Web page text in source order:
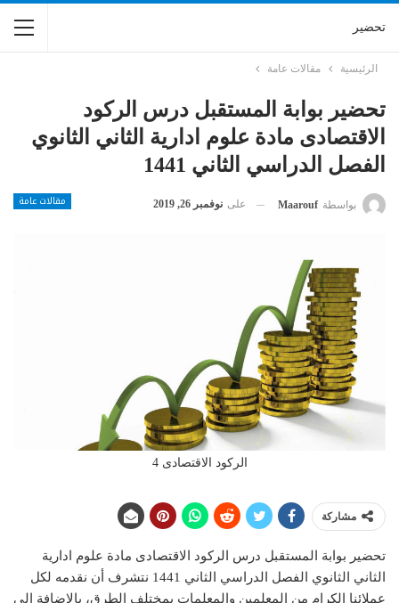
تحضير
الرئيسية مقالات عامة
تحضير بوابة المستقبل درس الركود
الاقتصادى مادة علوم ادارية الثاني الثانوي
الفصل الدراسي الثاني 1441
مقالات عامة بواسطة Maarouf على نوفمبر 26, 2019
الركود الاقتصادى 4
مشاركة
تحضير بوابة المستقبل درس الركود الاقتصادى مادة علوم ادارية
الثاني الثانوي الفصل الدراسي الثاني 1441 نتشرف أن نقدمه لكل
عملائنا الكرام من المعلمين والمعلمات بمختلف الطرق، بالإضافة إلى